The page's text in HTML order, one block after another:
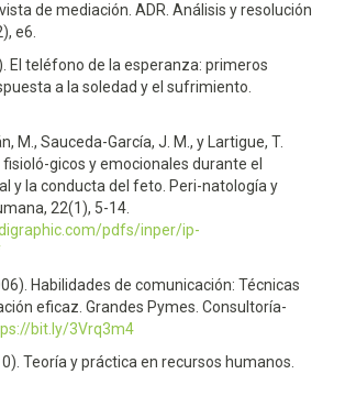
de mediación. ADR. Análisis y resolución
e6.
El teléfono de la esperanza: primeros
a la soledad y el sufrimiento.
M., Sauceda-García, J. M., y Lartigue, T.
gicos y emocionales durante el
y la conducta del feto. Peri-natología y
22(1), 5-14.
pdfs/inper/ip-
Habilidades de comunicación: Técnicas
eficaz. Grandes Pymes. Consultoría-
bit.ly/3Vrq3m4
Teoría y práctica en recursos humanos.